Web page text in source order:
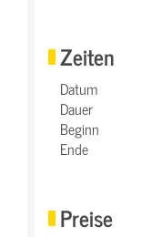
Zeiten
Datum
Dauer
Beginn
Ende
Preise